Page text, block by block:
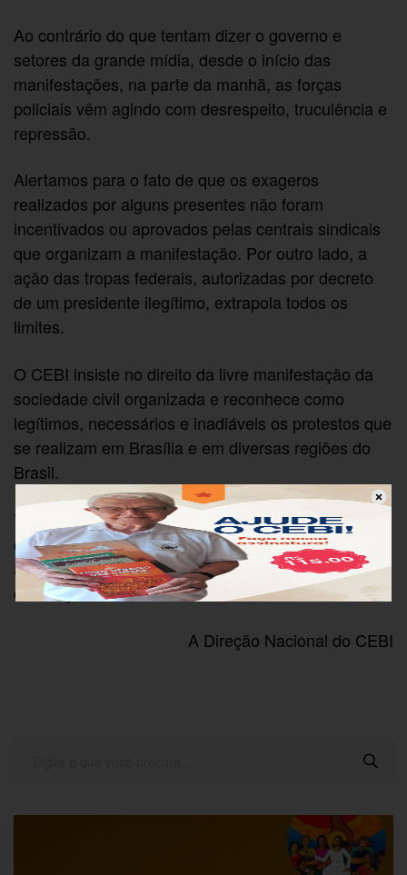
Ao contrário do que tentam dizer o governo e
setores da grande mídia, desde o início das
manifestações, na parte da manhã, as forças
policiais vêm agindo com desrespeito, truculência e
repressão.
Alertamos para o fato de que os exageros
realizados por alguns presentes não foram
incentivados ou aprovados pelas centrais sindicais
que organizam a manifestação. Por outro lado, a
ação das tropas federais, autorizadas por decreto
de um presidente ilegítimo, extrapola todos os
limites.
O CEBI insiste no direito da livre manifestação da
sociedade civil organizada e reconhece como
legítimos, necessários e inadiáveis os protestos que
se realizam em Brasília e em diversas regiões do
Brasil.
Temer deve ser afastado e condenado por seus
crimes! A normalidade democrática deve ser
assegurada ouvindo-se o clamor do povo, por meio
de Eleições Diretas.
A Direção Nacional do CEBI